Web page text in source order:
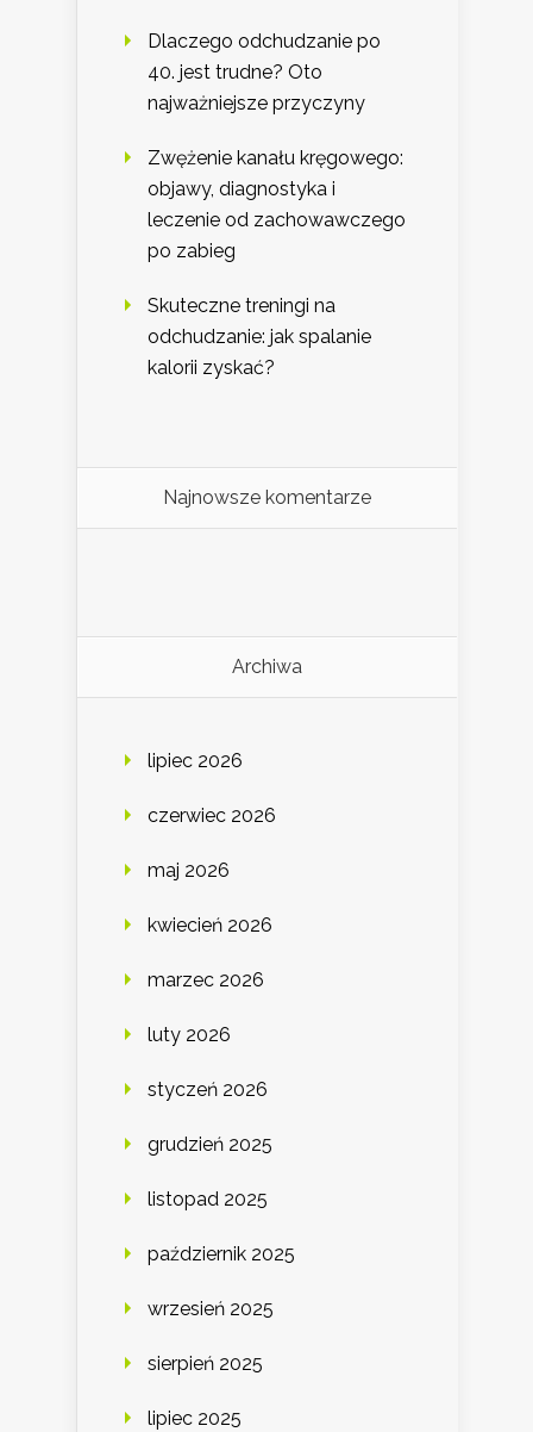
Dlaczego odchudzanie po
40. jest trudne? Oto
najważniejsze przyczyny
Zwężenie kanału kręgowego:
objawy, diagnostyka i
leczenie od zachowawczego
po zabieg
Skuteczne treningi na
odchudzanie: jak spalanie
kalorii zyskać?
Najnowsze komentarze
Archiwa
lipiec 2026
czerwiec 2026
maj 2026
kwiecień 2026
marzec 2026
luty 2026
styczeń 2026
grudzień 2025
listopad 2025
październik 2025
wrzesień 2025
sierpień 2025
lipiec 2025